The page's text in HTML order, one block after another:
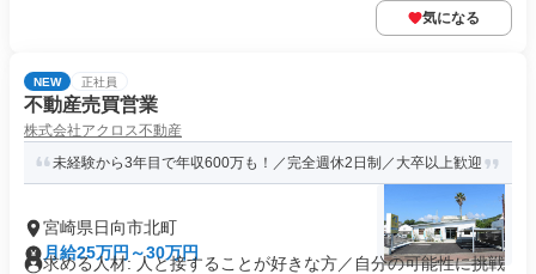
気になる
NEW 正社員
不動産売買営業
株式会社アクロス不動産
未経験から3年目で年収600万も！／完全週休2日制／大卒以上歓迎
宮崎県日向市北町
月給25万円～30万円
求める人材: 人と接することが好きな方／自分の可能性に挑戦